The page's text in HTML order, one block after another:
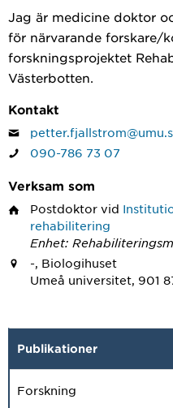
Jag är medicine doktor
för närvarande forskare/
forskningsprojektet
Västerbotten.
Kontakt
090-786 73 07
Verksam som
Postdoktor vid
rehabilitering
Enhet:
-, Biologihuset
Umeå universitet, 901
Publikationer
Forskning